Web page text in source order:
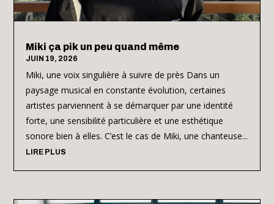
Miki ça pik un peu quand même
JUIN 19, 2026
Miki, une voix singulière à suivre de près Dans un
paysage musical en constante évolution, certaines
artistes parviennent à se démarquer par une identité
forte, une sensibilité particulière et une esthétique
sonore bien à elles. C’est le cas de Miki, une chanteuse...
LIRE PLUS